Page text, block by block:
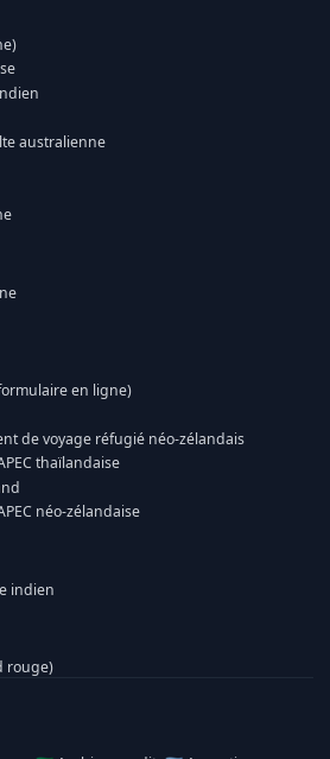
australienne
en ligne)
de voyage réfugié néo-zélandais
thaïlandaise
néo-zélandaise
indien
rouge)